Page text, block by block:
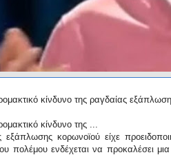
κίνδυνο της ραγδαίας
κίνδυνο της ...
εξάπλωσης κορωνοϊού είχε
πολέμου ενδέχεται να προκαλέσει